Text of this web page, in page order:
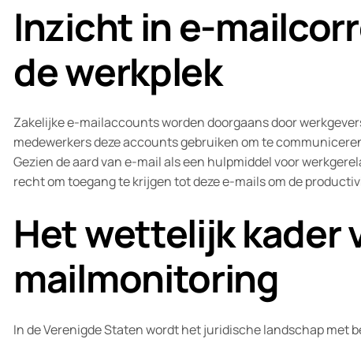
Inzicht in e-
de werkplek
Zakelijke e-mailaccounts worden doorgaans door
medewerkers deze accounts gebruiken om te
Gezien de aard van e-mail als een hulpmiddel voor
recht om toegang te krijgen tot deze e-mails om de
Het wettelijk kader
mailmonitoring
In de Verenigde Staten wordt het juridische landschap met